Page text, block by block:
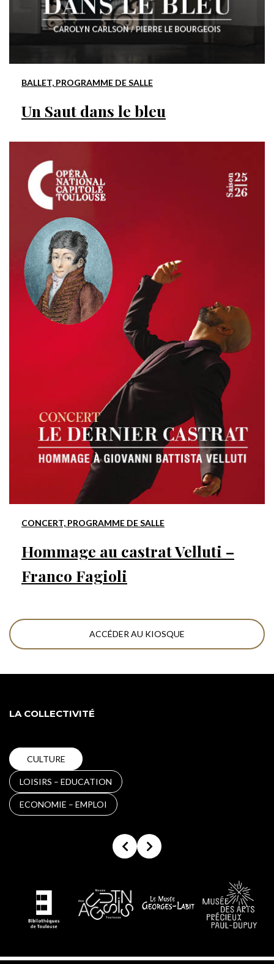
Un Saut dans le bleu
BALLET, PROGRAMME DE SALLE
Hommage au castrat Velluti –
Franco Fagioli
CONCERT, PROGRAMME DE SALLE
ACCÉDER AU KIOSQUE
LA COLLECTIVITÉ
Filtrer par
type de
partenaire
CULTURE
LOISIRS – EDUCATION
ECONOMIE – EMPLOI